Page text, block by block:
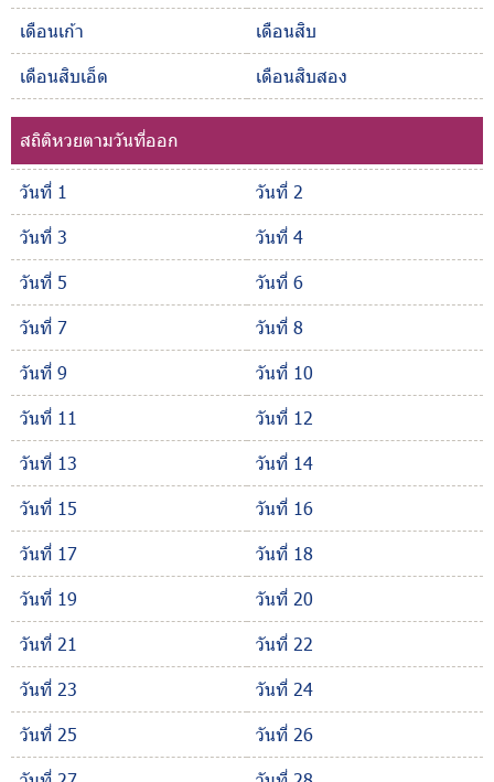
เดือนเก้า
เดือนสิบ
เดือนสิบเอ็ด
เดือนสิบสอง
สถิติหวยตามวันที่ออก
วันที่ 1
วันที่ 2
วันที่ 3
วันที่ 4
วันที่ 5
วันที่ 6
วันที่ 7
วันที่ 8
วันที่ 9
วันที่ 10
วันที่ 11
วันที่ 12
วันที่ 13
วันที่ 14
วันที่ 15
วันที่ 16
วันที่ 17
วันที่ 18
วันที่ 19
วันที่ 20
วันที่ 21
วันที่ 22
วันที่ 23
วันที่ 24
วันที่ 25
วันที่ 26